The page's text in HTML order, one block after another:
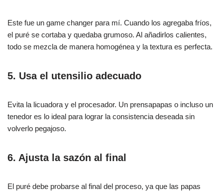
Este fue un game changer para mí. Cuando los agregaba fríos,
el puré se cortaba y quedaba grumoso. Al añadirlos calientes,
todo se mezcla de manera homogénea y la textura es perfecta.
5. Usa el utensilio adecuado
Evita la licuadora y el procesador. Un prensapapas o incluso un
tenedor es lo ideal para lograr la consistencia deseada sin
volverlo pegajoso.
6. Ajusta la sazón al final
El puré debe probarse al final del proceso, ya que las papas